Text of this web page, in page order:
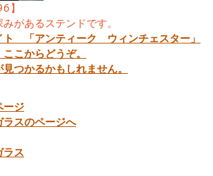
】
があるステンドです。
ト 「アンティーク ウィンチェスター」
こからどうぞ。
つかるかもしれません。
ージ
スのページへ
ス